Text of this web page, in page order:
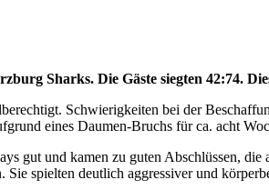
Sharks. Die Gäste siegten 42:74.
Schwierigkeiten bei der
eines Daumen-Bruchs für ca. acht
gut und kamen zu guten Abschlüssen,
spielten deutlich aggressiver und